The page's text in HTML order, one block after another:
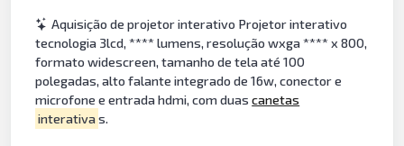
Aquisição de projetor interativo Projetor interativo
tecnologia 3lcd, **** lumens, resolução wxga **** x 800,
formato widescreen, tamanho de tela até 100
polegadas, alto falante integrado de 16w, conector e
microfone e entrada hdmi, com duascanetas
interativas.